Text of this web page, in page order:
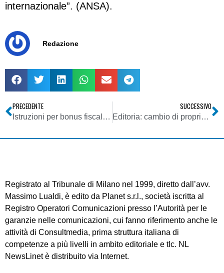
internazionale”. (ANSA).
Redazione
PRECEDENTE
Istruzioni per bonus fiscale apparecchi televisivi
SUCCESSIVO
Editoria: cambio di proprietà per il Velino
Registrato al Tribunale di Milano nel 1999, diretto dall’avv.
Massimo Lualdi, è edito da Planet s.r.l., società iscritta al
Registro Operatori Comunicazioni presso l’Autorità per le
garanzie nelle comunicazioni, cui fanno riferimento anche le
attività di Consultmedia, prima struttura italiana di
competenze a più livelli in ambito editoriale e tlc. NL
NewsLinet è distribuito via Internet.